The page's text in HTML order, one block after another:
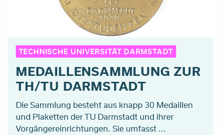
TECHNISCHE UNIVERSITÄT DARMSTADT
MEDAILLENSAMMLUNG ZUR
TH/TU DARMSTADT
Die Sammlung besteht aus knapp 30 Medaillen
und Plaketten der TU Darmstadt und ihrer
Vorgängereinrichtungen. Sie umfasst ...